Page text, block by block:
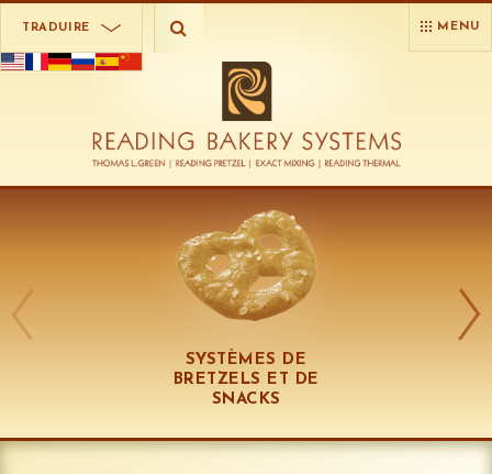
TRADUIRE MENU
SYSTÈMES DE
BRETZELS ET DE
SNACKS